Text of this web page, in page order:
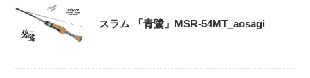
スラム 「青鷺」MSR-54MT_aosagi